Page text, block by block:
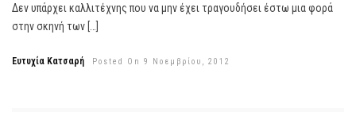
Δεν υπάρχει καλλιτέχνης που να μην έχει τραγουδήσει έστω μια φορά
στην σκηνή των […]
Ευτυχία Κατσαρή Posted On 9 Νοεμβρίου, 2012